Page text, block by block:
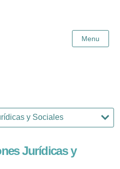
Menu
Jurídicas y